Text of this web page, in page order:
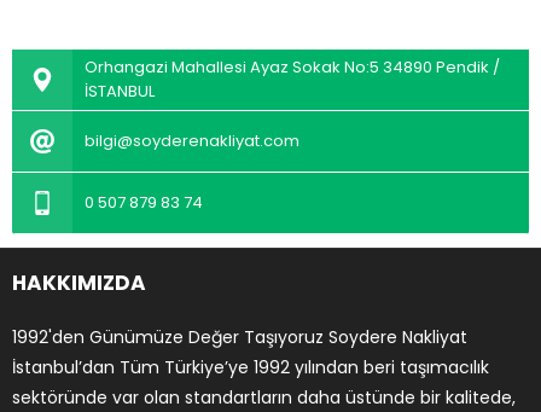
Orhangazi Mahallesi Ayaz Sokak No:5 34890 Pendik /
İSTANBUL
bilgi@soyderenakliyat.com
0 507 879 83 74
HAKKIMIZDA
1992'den Günümüze Değer Taşıyoruz Soydere Nakliyat
İstanbul’dan Tüm Türkiye’ye 1992 yılından beri taşımacılık
sektöründe var olan standartların daha üstünde bir kalitede,